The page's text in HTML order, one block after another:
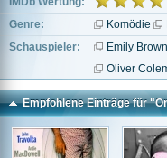
Genre:
Komödie
Schauspieler:
Emily
Oliver
Empfohlene Einträge für